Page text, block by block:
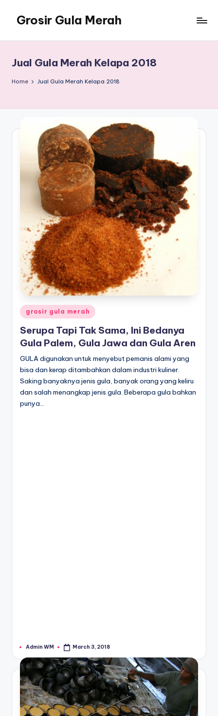
content
Grosir Gula Merah
Gula
Merah
Jual Gula Merah Kelapa 2018
Home Jual Gula Merah Kelapa 2018
Posted
in
grosir gula merah
Serupa Tapi Tak Sama, Ini Bedanya
Gula Palem, Gula Jawa dan Gula Aren
GULA digunakan untuk menyebut pemanis alami yang
bisa dan kerap ditambahkan dalam industri kuliner.
Saking banyaknya jenis gula, banyak orang yang keliru
dan salah menangkap jenis gula. Beberapa gula bahkan
punya…
Posted
Admin WM March 3, 2018